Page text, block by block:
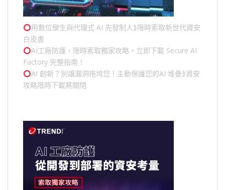
用數位孿生與代理式 AI 先發制人⟫限時索取新世代資安
白皮書
AI工廠防護，限時索取獨家攻略，立即下載 Secure AI
Factory 完整指南！
AI 創新？別讓漏洞拖垮您！主動保護您的AI 堆疊⟫資安
攻略限時下載將關閉